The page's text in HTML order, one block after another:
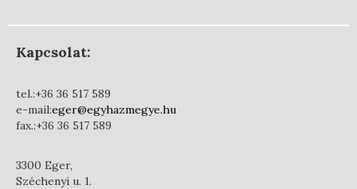
Kapcsolat:
tel.:+36 36 517 589
e-mail:eger@egyhazmegye.hu
fax.:+36 36 517 589
3300 Eger,
Széchenyi u. 1.